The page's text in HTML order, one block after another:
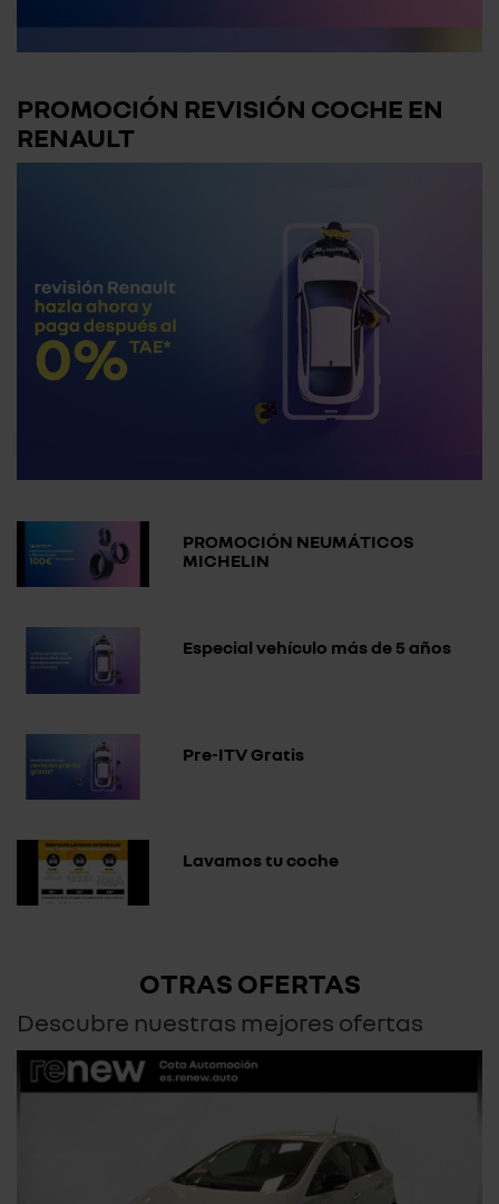
PROMOCIÓN REVISIÓN COCHE EN
RENAULT
PROMOCIÓN NEUMÁTICOS
MICHELIN
Especial vehículo más de 5 años
Pre-ITV Gratis
Lavamos tu coche
OTRAS OFERTAS
Descubre nuestras mejores ofertas